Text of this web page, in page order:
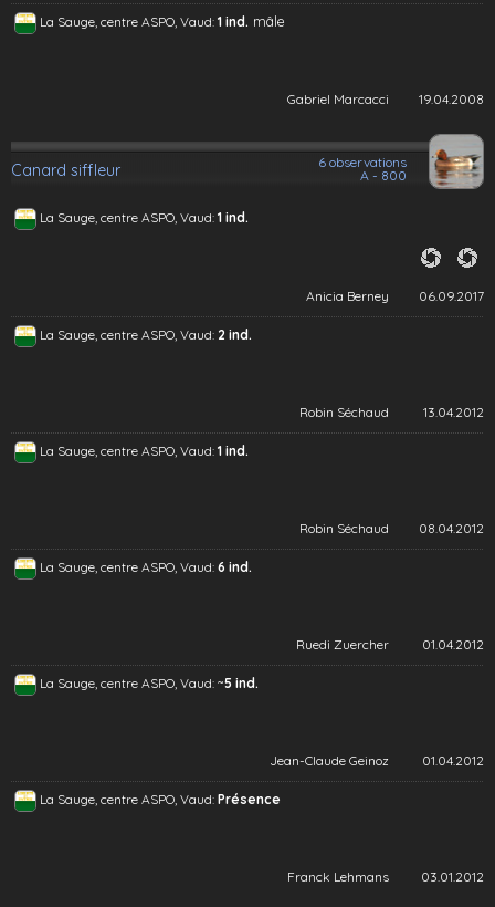
La Sauge, centre ASPO, Vaud: 1 ind. mâle
Gabriel Marcacci 19.04.2008
Canard siffleur
6 observations
A - 800
La Sauge, centre ASPO, Vaud: 1 ind.
Anicia Berney 06.09.2017
La Sauge, centre ASPO, Vaud: 2 ind.
Robin Séchaud 13.04.2012
La Sauge, centre ASPO, Vaud: 1 ind.
Robin Séchaud 08.04.2012
La Sauge, centre ASPO, Vaud: 6 ind.
Ruedi Zuercher 01.04.2012
La Sauge, centre ASPO, Vaud: ~5 ind.
Jean-Claude Geinoz 01.04.2012
La Sauge, centre ASPO, Vaud: Présence
Franck Lehmans 03.01.2012